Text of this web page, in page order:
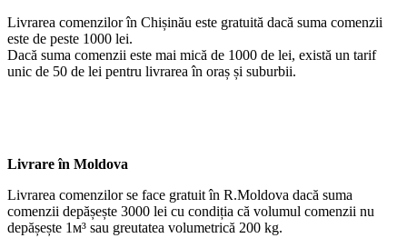
Livrarea comenzilor în Chișinău este gratuită dacă suma comenzii
este de peste 1000 lei.
Dacă suma comenzii este mai mică de 1000 de lei, există un tarif
unic de 50 de lei pentru livrarea în oraș și suburbii.
Livrare în Moldova
Livrarea comenzilor se face gratuit în R.Moldova dacă suma
comenzii depășește 3000 lei cu condiția că volumul comenzii nu
depășește 1м³ sau greutatea volumetrică 200 kg.